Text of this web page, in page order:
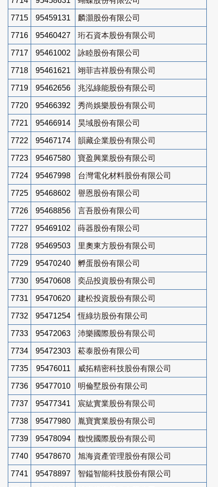
7715 95459131 麟灝股份有限公司
7716 95460427 珩石資本股份有限公司
7717 95461002 詠睦股份有限公司
7718 95461621 翊菲吉祥股份有限公司
7719 95462656 兆泓綠能股份有限公司
7720 95466392 秀尚娛樂股份有限公司
7721 95466914 昊域股份有限公司
7722 95467174 韻藏企業股份有限公司
7723 95467580 寶盈興業股份有限公司
7724 95467998 台灣電化材料股份有限公司
7725 95468602 譽恩股份有限公司
7726 95468856 言吾股份有限公司
7727 95469102 蒔器股份有限公司
7728 95469503 里奧東方股份有限公司
7729 95470240 孵蛋股份有限公司
7730 95470608 奕品投資股份有限公司
7731 95470620 建松投資股份有限公司
7732 95471254 恆綠坊股份有限公司
7733 95472063 沛樂國際股份有限公司
7734 95472303 菘泰股份有限公司
7735 95476011 威拓精密科技股份有限公司
7736 95477010 明倫墅股份有限公司
7737 95477341 宸紘實業股份有限公司
7738 95477980 胤寶實業股份有限公司
7739 95478094 馥悅國際股份有限公司
7740 95478670 旭海資產管理股份有限公司
7741 95478897 智鎰智能科技股份有限公司